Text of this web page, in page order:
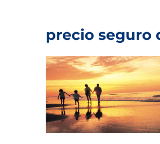
precio seguro